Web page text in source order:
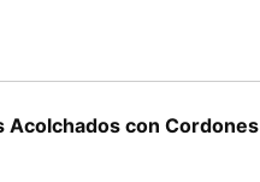
Acolchados con Cordones